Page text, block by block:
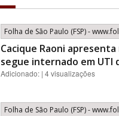
Folha de São Paulo (FSP) -
Cacique Raoni apresenta
segue internado em UTI
Adicionado: | 4 visualizações
Folha de São Paulo (FSP) -